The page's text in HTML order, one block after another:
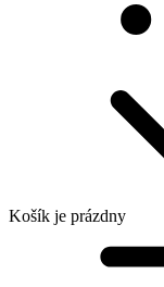
Košík je prázdny